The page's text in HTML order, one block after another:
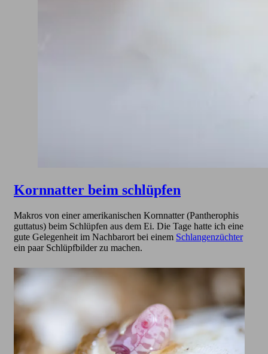
Kornnatter beim schlüpfen
Makros von einer amerikanischen Kornnatter (Pantherophis
guttatus) beim Schlüpfen aus dem Ei. Die Tage hatte ich eine
gute Gelegenheit im Nachbarort bei einem Schlangenzüchter
ein paar Schlüpfbilder zu machen.